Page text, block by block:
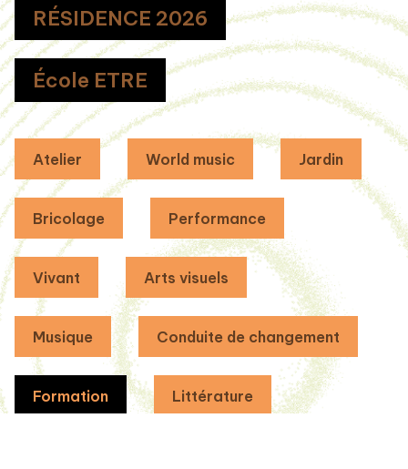
RÉSIDENCE 2026
École ETRE
Atelier World music Jardin
Bricolage Performance
Vivant Arts visuels
Musique Conduite de changement
Formation Littérature